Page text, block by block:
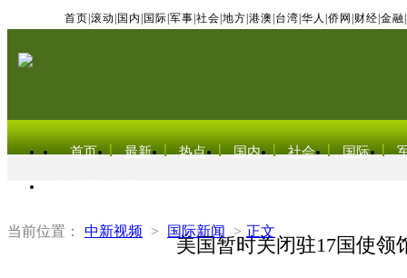
首页 滚动 国内 国际 军事 社会 地方 港澳 台湾 华人 侨网 财经 金融
首页 最新 热点 国内 社会 国际
当前位置： 中新视频 > 国际新闻 > 正文
美国暂时关闭驻17国使领